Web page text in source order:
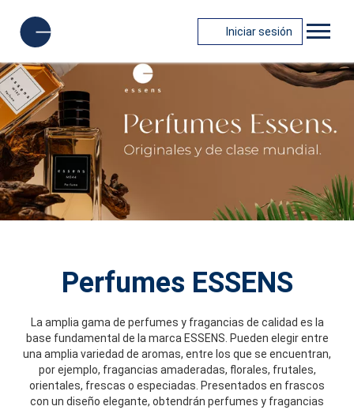
Iniciar sesión
Perfumes ESSENS
La amplia gama de perfumes y fragancias de calidad es la
base fundamental de la marca ESSENS. Pueden elegir entre
una amplia variedad de aromas, entre los que se encuentran,
por ejemplo, fragancias amaderadas, florales, frutales,
orientales, frescas o especiadas. Presentados en frascos
con un diseño elegante, obtendrán perfumes y fragancias